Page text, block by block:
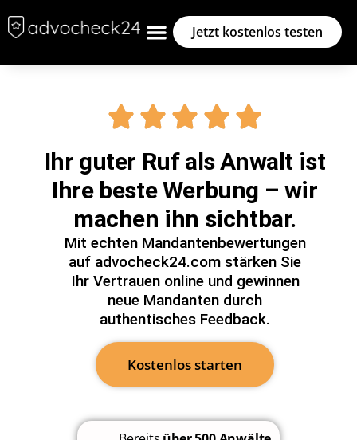
Jetzt kostenlos testen
Ihr guter Ruf als Anwalt ist
Ihre beste Werbung – wir
machen ihn sichtbar.
Mit echten Mandantenbewertungen
auf advocheck24.com stärken Sie
Ihr Vertrauen online und gewinnen
neue Mandanten durch
authentisches Feedback.
Kostenlos starten